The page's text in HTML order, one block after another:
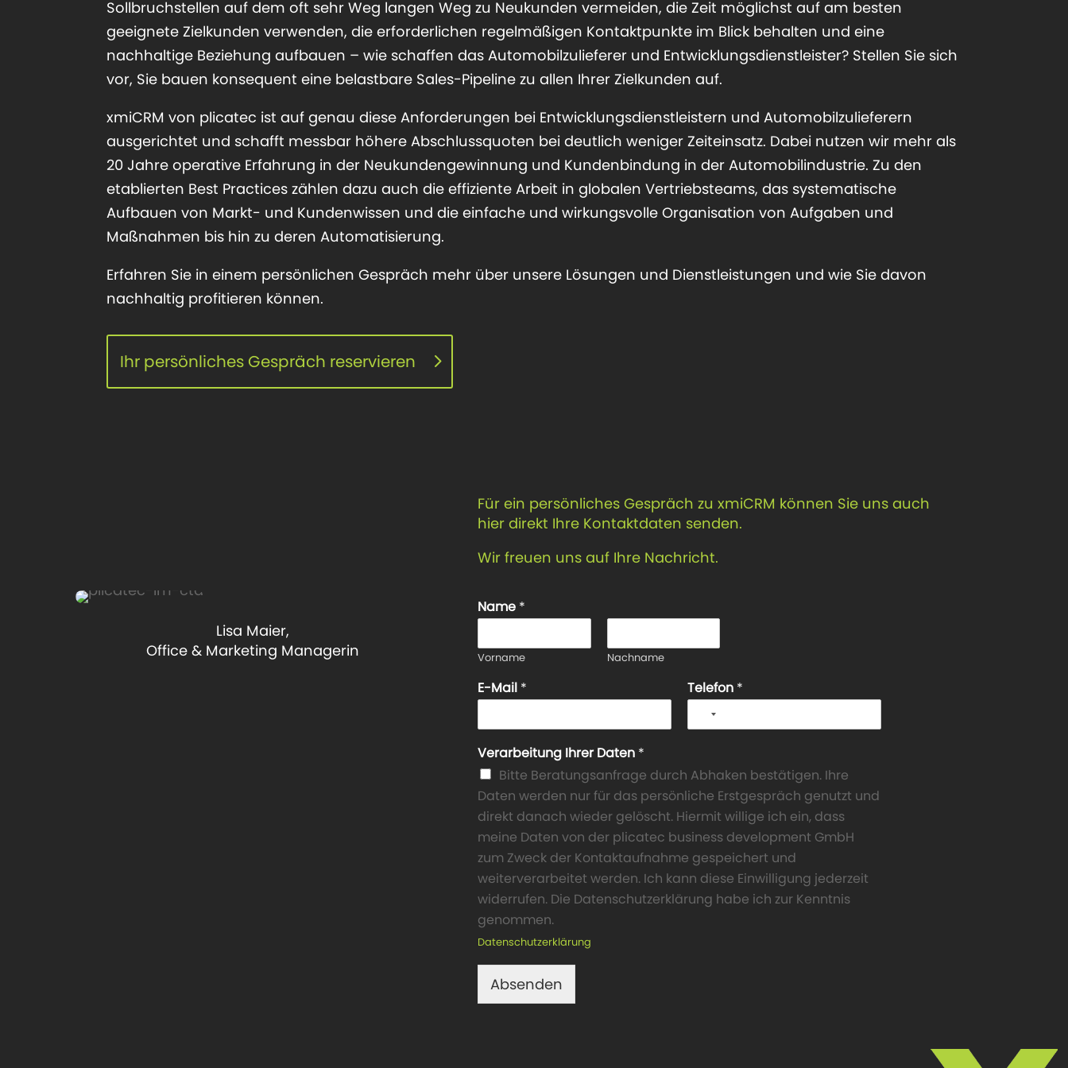
Sollbruchstellen auf dem oft sehr Weg langen Weg zu Neukunden vermeiden, die Zeit möglichst auf am besten
geeignete Zielkunden verwenden, die erforderlichen regelmäßigen Kontaktpunkte im Blick behalten und eine
nachhaltige Beziehung aufbauen – wie schaffen das Automobilzulieferer und Entwicklungsdienstleister? Stellen Sie sich
vor, Sie bauen konsequent eine belastbare Sales-Pipeline zu allen Ihrer Zielkunden auf.
xmiCRM von plicatec ist auf genau diese Anforderungen bei Entwicklungsdienstleistern und Automobilzulieferern
ausgerichtet und schafft messbar höhere Abschlussquoten bei deutlich weniger Zeiteinsatz. Dabei nutzen wir mehr als
20 Jahre operative Erfahrung in der Neukundengewinnung und Kundenbindung in der Automobilindustrie. Zu den
etablierten Best Practices zählen dazu auch die effiziente Arbeit in globalen Vertriebsteams, das systematische
Aufbauen von Markt- und Kundenwissen und die einfache und wirkungsvolle Organisation von Aufgaben und
Maßnahmen bis hin zu deren Automatisierung.
Erfahren Sie in einem persönlichen Gespräch mehr über unsere Lösungen und Dienstleistungen und wie Sie davon
nachhaltig profitieren können.
Ihr persönliches Gespräch reservieren
Lisa Maier,
Office & Marketing Managerin
Für ein persönliches Gespräch zu xmiCRM können Sie uns auch
hier direkt Ihre Kontaktdaten senden.
Wir freuen uns auf Ihre Nachricht.
Name *
Vorname Nachname
E-Mail * Telefon *
Verarbeitung Ihrer Daten *
Bitte Beratungsanfrage durch Abhaken bestätigen. Ihre
Daten werden nur für das persönliche Erstgespräch genutzt und
direkt danach wieder gelöscht. Hiermit willige ich ein, dass
meine Daten von der plicatec business development GmbH
zum Zweck der Kontaktaufnahme gespeichert und
weiterverarbeitet werden. Ich kann diese Einwilligung jederzeit
widerrufen. Die Datenschutzerklärung habe ich zur Kenntnis
genommen.
Datenschutzerklärung
Absenden